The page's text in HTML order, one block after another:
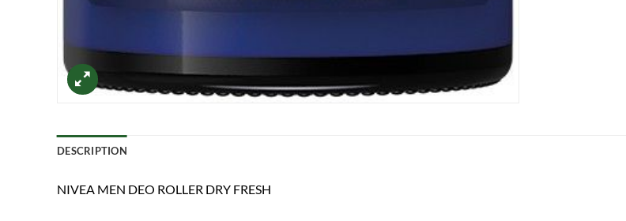
DESCRIPTION
NIVEA MEN DEO ROLLER DRY FRESH